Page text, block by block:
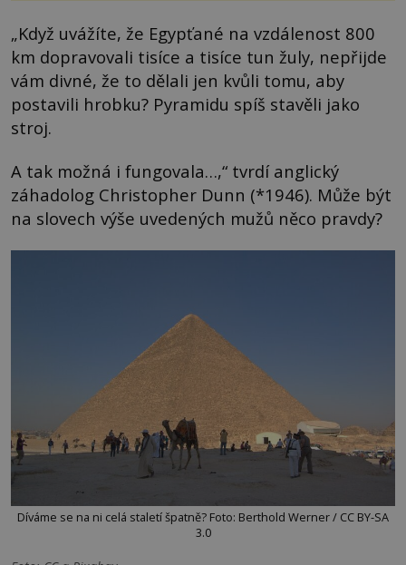
„Když uvážíte, že Egypťané na vzdálenost 800
km dopravovali tisíce a tisíce tun žuly, nepřijde
vám divné, že to dělali jen kvůli tomu, aby
postavili hrobku? Pyramidu spíš stavěli jako
stroj.
A tak možná i fungovala…,“ tvrdí anglický
záhadolog Christopher Dunn (*1946). Může být
na slovech výše uvedených mužů něco pravdy?
Díváme se na ni celá staletí špatně? Foto: Berthold Werner / CC BY-SA
3.0